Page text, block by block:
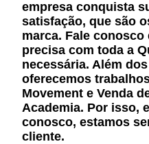
empresa conquista
satisfação, que são
marca. Fale
precisa com toda a
necessária. Além
oferecemos
Movement e Venda
Academia. Por isso,
conosco, estamos
cliente.